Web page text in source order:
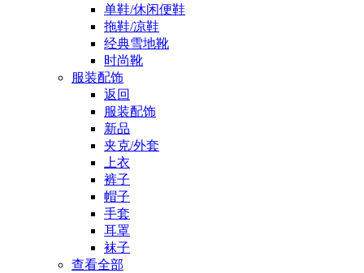
单鞋/休闲便鞋
拖鞋/凉鞋
经典雪地靴
时尚靴
服装配饰
返回
服装配饰
新品
夹克/外套
上衣
裤子
帽子
手套
耳罩
袜子
查看全部